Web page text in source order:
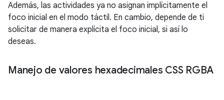
Además, las actividades ya no asignan implícitamente el
foco inicial en el modo táctil. En cambio, depende de ti
solicitar de manera explícita el foco inicial, si así lo
deseas.
Manejo de valores hexadecimales CSS RGBA